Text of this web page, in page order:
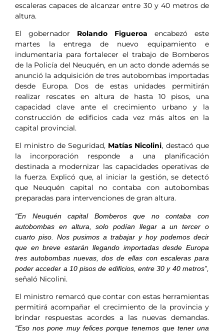
escaleras capaces de alcanzar entre 30 y 40 metros de
altura.
El gobernador Rolando Figueroa encabezó este
martes la entrega de nuevo equipamiento e
indumentaria para fortalecer el trabajo de Bomberos
de la Policía del Neuquén, en un acto donde además se
anunció la adquisición de tres autobombas importadas
desde Europa. Dos de estas unidades permitirán
realizar rescates en altura de hasta 10 pisos, una
capacidad clave ante el crecimiento urbano y la
construcción de edificios cada vez más altos en la
capital provincial.
El ministro de Seguridad, Matías Nicolini, destacó que
la incorporación responde a una planificación
destinada a modernizar las capacidades operativas de
la fuerza. Explicó que, al iniciar la gestión, se detectó
que Neuquén capital no contaba con autobombas
preparadas para intervenciones de gran altura.
“En Neuquén capital Bomberos que no contaba con
autobombas en altura, solo podían llegar a un tercer o
cuarto piso. Nos pusimos a trabajar y hoy podemos decir
que en breve estarán llegando importadas desde Europa
tres autobombas nuevas, dos de ellas con escaleras para
poder acceder a 10 pisos de edificios, entre 30 y 40 metros”,
señaló Nicolini.
El ministro remarcó que contar con estas herramientas
permitirá acompañar el crecimiento de la provincia y
brindar respuestas acordes a las nuevas demandas.
“Eso nos pone muy felices porque tenemos que tener una